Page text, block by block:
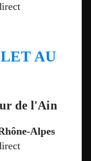
AU
de l'Ain
Alpes